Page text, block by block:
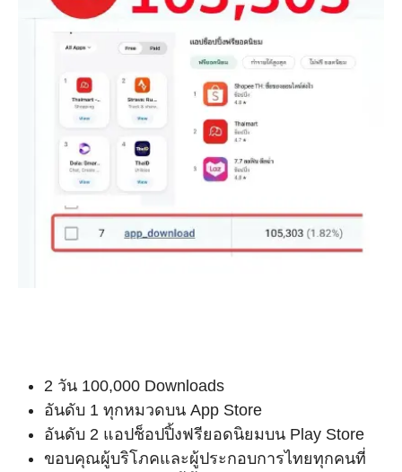
2 วัน 100,000 Downloads
อันดับ 1 ทุกหมวดบน App Store
อันดับ 2 แอปช็อปปิ้งฟรียอดนิยมบน Play Store
ขอบคุณผู้บริโภคและผู้ประกอบการไทยทุกคนที่